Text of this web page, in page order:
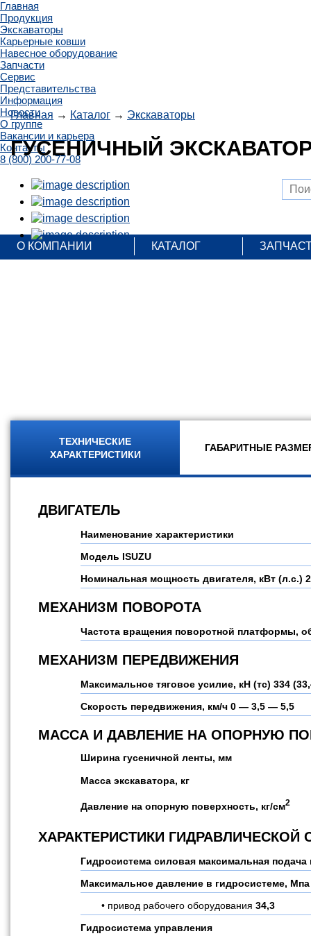
Главная
Продукция
Экскаваторы
Карьерные ковши
Навесное оборудование
Запчасти
Сервис
Представительства
Информация
Новости
О группе
Вакансии и карьера
Контакты
8 (800) 200-77-08
О КОМПАНИИ КАТАЛОГ
Главная → Каталог → Экскаваторы
ГУСЕНИЧНЫЙ ЭКСКАВАТОР
ТЕХНИЧЕСКИЕ
ХАРАКТЕРИСТИКИ
ГАБАРИТНЫЕ
ДВИГАТЕЛЬ
Наименование характеристики
Модель ISUZU
Номинальная мощность двигателя, кВт (л.с.)
МЕХАНИЗМ ПОВОРОТА
Частота вращения поворотной платформы,
МЕХАНИЗМ ПЕРЕДВИЖЕНИЯ
Максимальное тяговое усилие, кН (тс) 334
Скорость передвижения, км/ч 0 — 3,5 — 5,5
МАССА И ДАВЛЕНИЕ НА ОПОРНУЮ
Ширина гусеничной ленты, мм
Масса экскаватора, кг
Давление на опорную поверхность, кг/см2
ХАРАКТЕРИСТИКИ ГИДРАВЛИЧЕСКОЙ
Гидросистема силовая максимальная
Максимальное давление в гидросистеме, Мпа
привод рабочего оборудования 34,3
Гидросистема управления